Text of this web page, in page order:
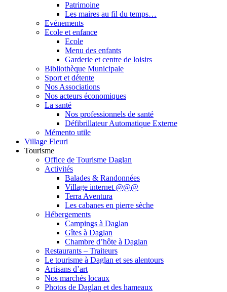
Patrimoine
Les maires au fil du temps…
Evénements
Ecole et enfance
Ecole
Menu des enfants
Garderie et centre de loisirs
Bibliothèque Municipale
Sport et détente
Nos Associations
Nos acteurs économiques
La santé
Nos professionnels de santé
Défibrillateur Automatique Externe
Mémento utile
Village Fleuri
Tourisme
Office de Tourisme Daglan
Activités
Balades & Randonnées
Village internet @@@
Terra Aventura
Les cabanes en pierre sèche
Hébergements
Campings à Daglan
Gîtes à Daglan
Chambre d’hôte à Daglan
Restaurants – Traiteurs
Le tourisme à Daglan et ses alentours
Artisans d’art
Nos marchés locaux
Photos de Daglan et des hameaux